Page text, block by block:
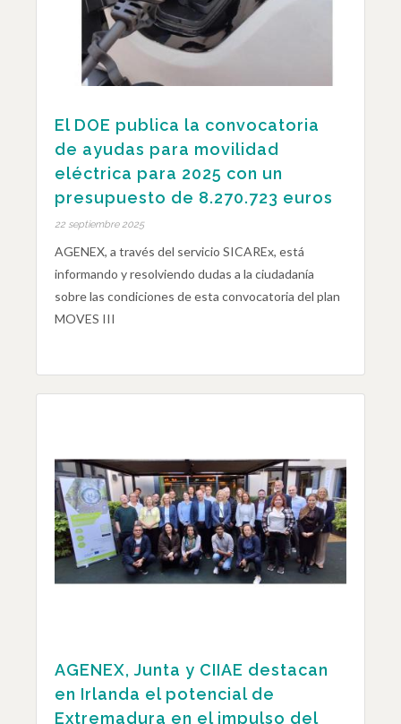
El DOE publica la convocatoria
de ayudas para movilidad
eléctrica para 2025 con un
presupuesto de 8.270.723 euros
22 septiembre 2025
AGENEX, a través del servicio SICAREx, está
informando y resolviendo dudas a la ciudadanía
sobre las condiciones de esta convocatoria del plan
MOVES III
AGENEX, Junta y CIIAE destacan
en Irlanda el potencial de
Extremadura en el impulso del